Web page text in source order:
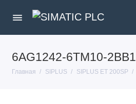
6AG1242-6TM10-2BB1
Главная SIPLUS SIPLUS ET 200SP